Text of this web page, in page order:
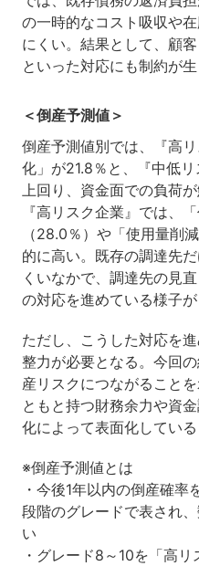
の一時的なコスト吸収や
にくい。結果として、顧
といった対応にも制約が
＜倒産予測値＞
倒産予測値別では、『高
化」が21.8％と、『中低
上回り、資金面での負荷
『高リスク企業』では、
（28.0％）や「使用量削
的に高い。既存の調達先
くいなかで、調達先の見
の対応を進めている様子が
ただし、こうした対応を
整力が必要となる。今回
産リスクにつながること
ともと持つ財務余力や資
化によって表面化している
※倒産予測値とは
・今後1年以内の倒産確
段階のグレードで表され
い
・グレード8～10を「高